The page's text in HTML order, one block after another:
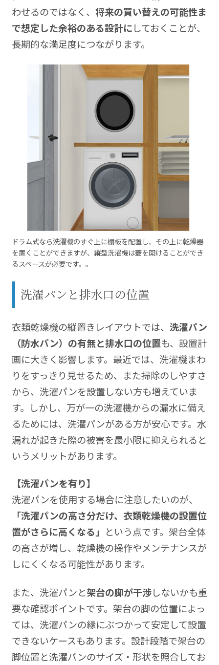
わせるのではなく、 将来の買い替えの可能性ま
で想定した余裕のある設計にしておくことが、
長期的な満足度につながります。
ドラム式なら洗濯機のすぐ上に棚板を配置し、その上に乾燥器
を置くことができますが、縦型洗濯機は蓋を開けることができ
るスペースが必要です。。
洗濯パンと排水口の位置
衣類乾燥機の縦置きレイアウトでは、 洗濯パン
（防水パン）の有無と排水口の位置も、設置計
画に大きく影響します。最近では、洗濯機まわ
りをすっきり見せるため、また掃除のしやすさ
から、洗濯パンを設置しない方も増えていま
す。しかし、万が一の洗濯機からの漏水に備え
るためには、洗濯パンがある方が安心です。水
漏れが起きた際の被害を最小限に抑えられると
いうメリットがあります。
【洗濯パンを有り】
洗濯パンを使用する場合に注意したいのが、
「洗濯パンの高さ分だけ、衣類乾燥機の設置位
置がさらに高くなる」 という点です。架台全体
の高さが増し、乾燥機の操作やメンテナンスが
しにくくなる可能性があります。
また、洗濯パンと架台の脚が干渉しないかも重
要な確認ポイントです。架台の脚の位置によっ
ては、洗濯パンの縁にぶつかって安定して設置
できないケースもあります。設計段階で架台の
脚位置と洗濯パンのサイズ・形状を照合してお